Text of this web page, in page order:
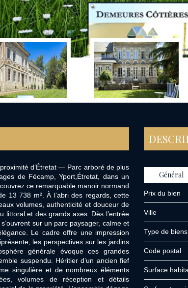
d’Étretat — Parc arboré de plus
de Fécamp, Yport,Étretat, dans un
ce remarquable manoir normand
13 738 m². À l’abri des regards, cette
volumes, authenticité et douceur de
littoral et des grands axes. Dès l’entrée
sur un parc paysager, calme et
Le cadre offre une impression
les perspectives sur les jardins
générale évoque ces grandes
suspendu. Héritier d’un ancien fief
singulière et de nombreux éléments
volumes de réception et détails
Général
Prix du bien
Ville
Type de biens
Code postal
Surface